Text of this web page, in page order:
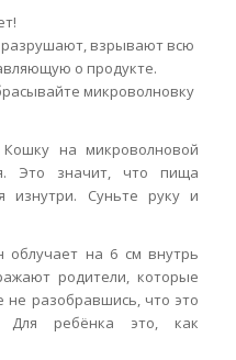
взрывают всю
о продукте.
микроволновку
на микроволновой
Это значит, что пища
изнутри. Суньте руку и
на 6 см внутрь
родители, которые
разобравшись, что это
ребёнка это, как